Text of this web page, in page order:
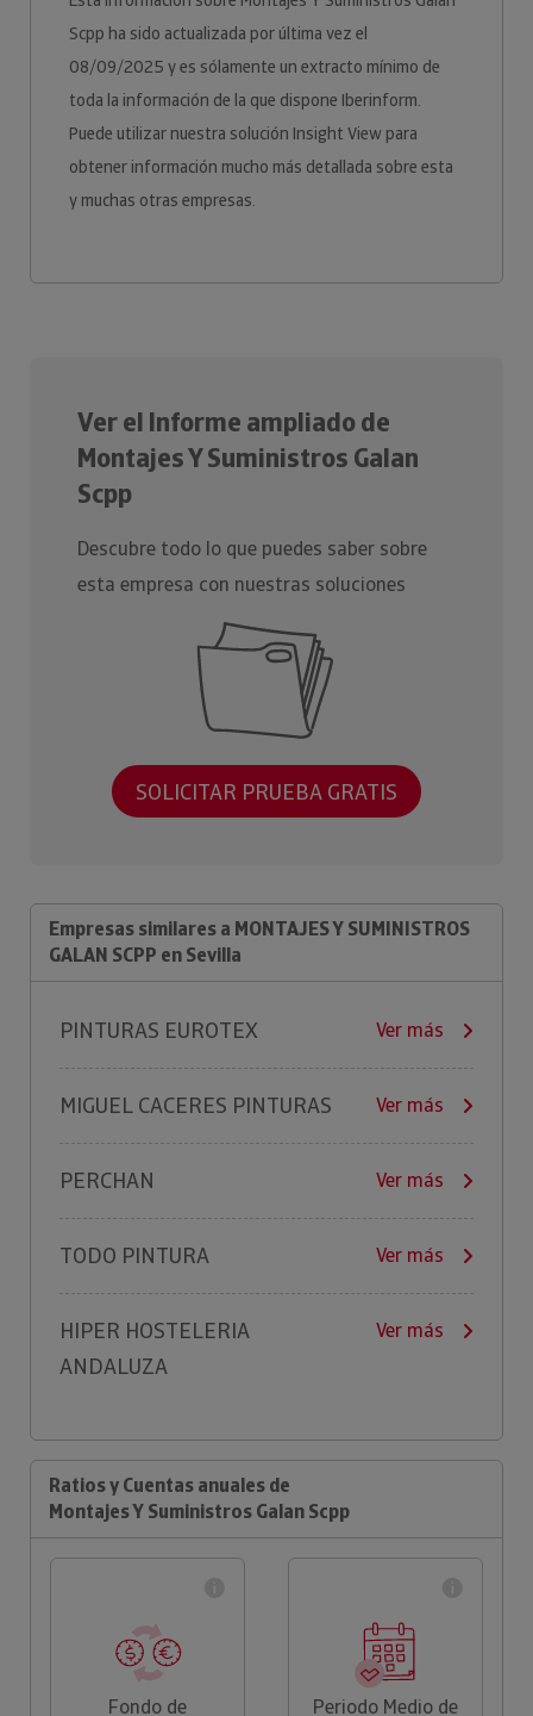
Scpp ha sido actualizada por última vez el
08/09/2025 y es sólamente un extracto mínimo de
toda la información de la que dispone Iberinform.
Puede utilizar nuestra solución Insight View para
obtener información mucho más detallada sobre esta
y muchas otras empresas.
Ver el Informe ampliado de
Montajes Y Suministros Galan
Scpp
Descubre todo lo que puedes saber sobre
esta empresa con nuestras soluciones
SOLICITAR PRUEBA GRATIS
Empresas similares a MONTAJES Y SUMINISTROS
GALAN SCPP en Sevilla
PINTURAS EUROTEX Ver más
MIGUEL CACERES PINTURAS Ver más
PERCHAN Ver más
TODO PINTURA Ver más
HIPER HOSTELERIA
ANDALUZA
Ver más
Ratios y Cuentas anuales de
Montajes Y Suministros Galan Scpp
Fondo de
Periodo Medio de